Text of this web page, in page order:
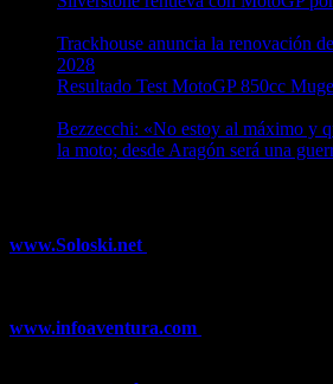
Trackhouse anuncia la renovación
2028
Resultado Test MotoGP 850cc
Bezzecchi: «No estoy al máximo y
la moto; desde Aragón será una
www.Soloski.net
www.infoaventura.com